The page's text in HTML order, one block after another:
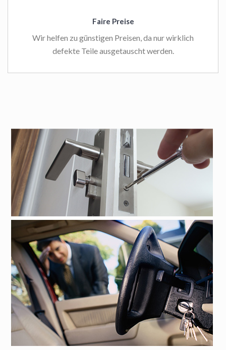
Faire Preise
Wir helfen zu günstigen Preisen, da nur wirklich
defekte Teile ausgetauscht werden.